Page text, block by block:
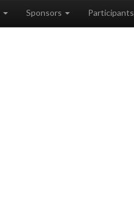
Sponsors Participants